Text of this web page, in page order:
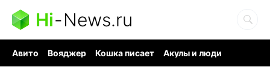
Hi-News.ru
Авито Вояджер Кошка писает
Акулы и люди